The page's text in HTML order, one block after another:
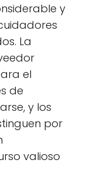
y
La
el
de
y los
por
valioso